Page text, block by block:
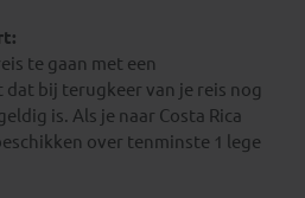
te gaan met een
bij terugkeer van je reis nog
is. Als je naar Costa Rica
over tenminste 1 lege